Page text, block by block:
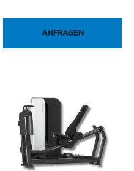
ANFRAGEN